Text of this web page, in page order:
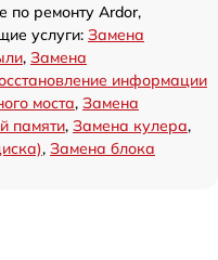
по ремонту Ardor,
услуги: Замена
, Замена
информации
моста, Замена
памяти, Замена кулера,
, Замена блока